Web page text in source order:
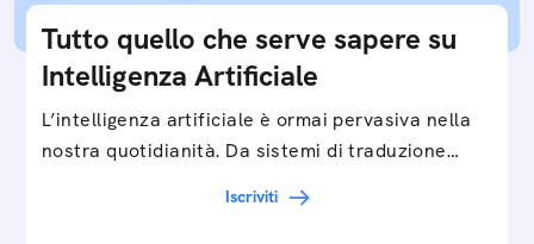
Tutto quello che serve sapere su
Intelligenza Artificiale
L’intelligenza artificiale è ormai pervasiva nella
nostra quotidianità. Da sistemi di traduzione
Iscriviti